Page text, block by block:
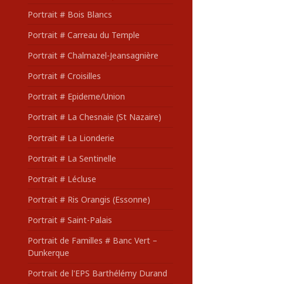
Portrait # Bois Blancs
Portrait # Carreau du Temple
Portrait # Chalmazel-Jeansagnière
Portrait # Croisilles
Portrait # Epideme/Union
Portrait # La Chesnaie (St Nazaire)
Portrait # La Lionderie
Portrait # La Sentinelle
Portrait # Lécluse
Portrait # Ris Orangis (Essonne)
Portrait # Saint-Palais
Portrait de Familles # Banc Vert –
Dunkerque
Portrait de l'EPS Barthélémy Durand